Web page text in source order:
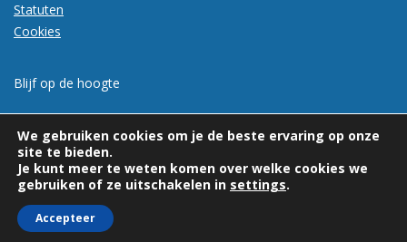
Statuten
Cookies
Blijf op de hoogte
We gebruiken cookies om je de beste ervaring op onze
site te bieden.
Je kunt meer te weten komen over welke cookies we
gebruiken of ze uitschakelen in settings.
Accepteer